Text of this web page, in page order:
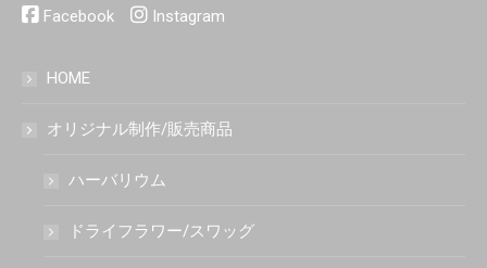
Facebook Instagram
HOME
オリジナル制作/販売商品
ハーバリウム
ドライフラワー/スワッグ